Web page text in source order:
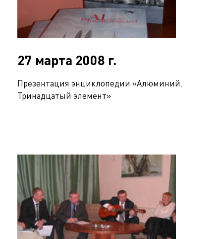
27 марта 2008 г.
Презентация энциклопедии «Алюминий.
Тринадцатый элемент»